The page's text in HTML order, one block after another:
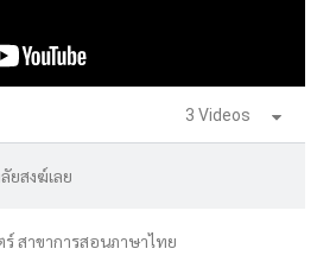
3 Videos
ยสงฆ์เลย
สาขาการสอนภาษาไทย